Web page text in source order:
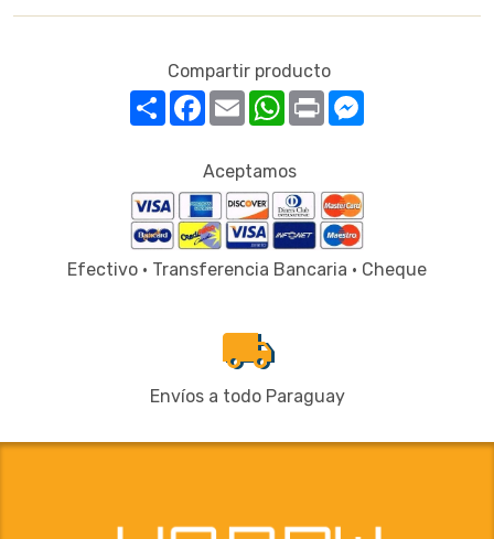
Compartir producto
CompartirFacebook
Email WhatsApp
Print
Aceptamos
Efectivo · Transferencia Bancaria · Cheque
local_shipping
Envíos a todo Paraguay